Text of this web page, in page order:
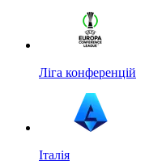
Ліга конференцій
Італія